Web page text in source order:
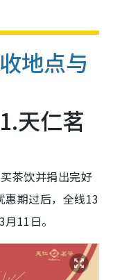
地点与
天仁茗
茶饮并捐出完好
惠期过后，全线13
11日。